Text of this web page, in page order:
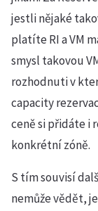
jestli nějaké
platíte RI a VM
smysl takovou
rozhodnuti v
capacity
ceně si přidáte i
konkrétní zóně.
S tím souvisí
nemůže vědět,